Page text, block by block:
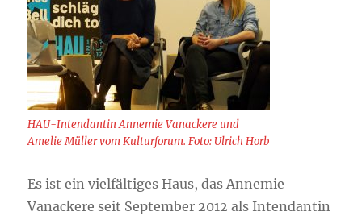
HAU-Intendantin Annemie Vanackere und
Amelie Müller vom Kulturforum. Foto: Ulrich Horb
Es ist ein vielfältiges Haus, das Annemie
Vanackere seit September 2012 als Intendantin